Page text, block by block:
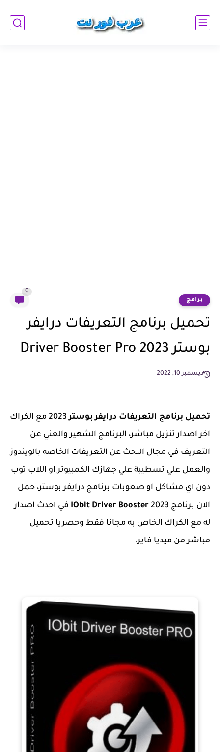
برامج
0
تحميل برنامج التعريفات درايفر
بوستر 2023 Driver Booster Pro
ديسمبر 10, 2022
تحميل برنامج التعريفات درايفر بوستر
2023 مع الكراك
اخر اصدار تنزيل مباشر، البرنامج الشهير والغني عن
التعريف في مجال البحث عن التعريفات الخاصه بالويندوز
والعمل علي تسطيبة علي جهازك الكمبيوتر او اللاب توب
دون اي مشاكل او صعوبات برنامج درايفر بوستر، حمل
الان برنامج
IObit Driver Booster 2023 في احدث اصدار
له مع الكراك الخاص به مجانا فقط وحصريا تحميل
مباشر من ميديا فاير.